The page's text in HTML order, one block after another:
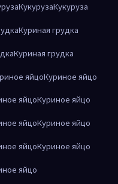
КукурузаКукуруза
Куриная грудка
Куриная грудка
яйцоКуриное яйцо
яйцоКуриное яйцо
яйцоКуриное яйцо
яйцоКуриное яйцо
яйцо